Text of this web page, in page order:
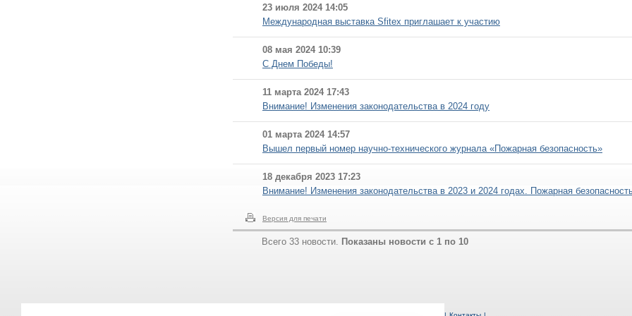
23 июля 2024 14:05
Международная выставка Sfitex приглашает к участию
08 мая 2024 10:39
С Днем Победы!
11 марта 2024 17:43
Внимание! Изменения законодательства в 2024 году
01 марта 2024 14:57
Вышел первый номер научно-технического журнала «Пожарная безопасность»
18 декабря 2023 17:23
Внимание! Изменения законодательства в 2023 и 2024 годах. Пожарная
Версия для печати
Всего 33 новости. Показаны новости с 1 по 10